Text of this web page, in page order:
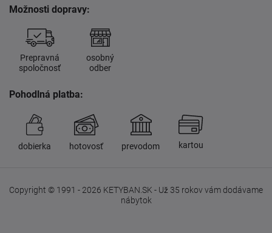
Možnosti dopravy:
Prepravná
spoločnosť
osobný
odber
Pohodlná platba:
dobierka hotovosť prevodom kartou
Copyright © 1991 - 2026 KETYBAN.SK - Už 35 rokov vám dodávame
nábytok